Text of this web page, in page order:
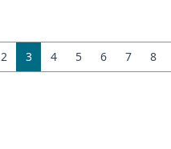
2 3 4 5 6 7 8